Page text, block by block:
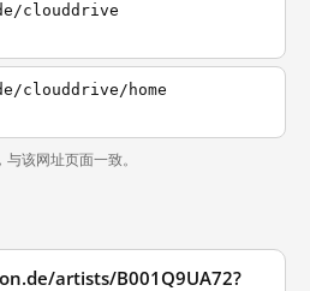
clouddrive
clouddrive/home
该网址页面一致。
artists/B001Q9UA72?